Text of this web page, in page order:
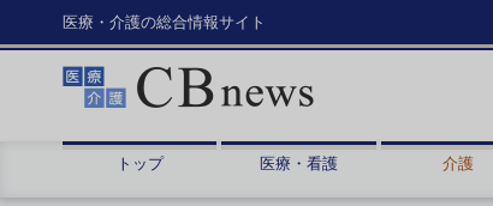
医療・介護の総合情報サイト
トップ 医療・看護 介護